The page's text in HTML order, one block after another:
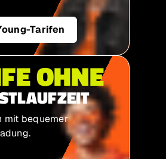
Tarifen
OHNE
mit bequemer